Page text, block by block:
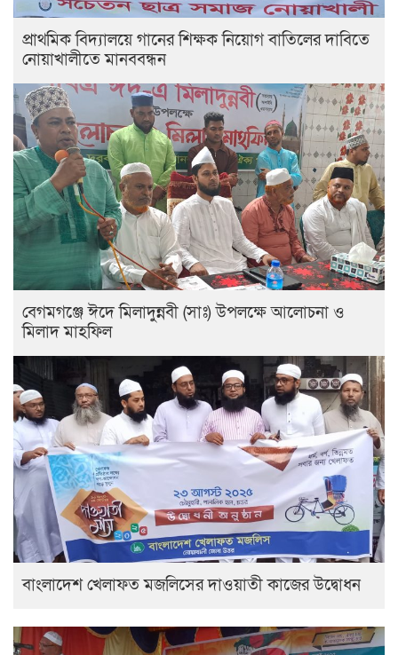
প্রাথমিক বিদ্যালয়ে গানের শিক্ষক নিয়োগ বাতিলের দাবিতে
নোয়াখালীতে মানববন্ধন
বেগমগঞ্জে ঈদে মিলাদুন্নবী (সাঃ) উপলক্ষে আলোচনা ও
মিলাদ মাহফিল
বাংলাদেশ খেলাফত মজলিসের দাওয়াতী কাজের উদ্বোধন